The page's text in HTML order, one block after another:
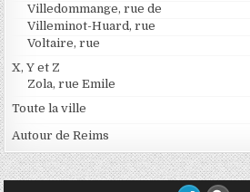
Villedommange, rue de
Villeminot-Huard, rue
Voltaire, rue
X, Y et Z
Zola, rue Emile
Toute la ville
Autour de Reims